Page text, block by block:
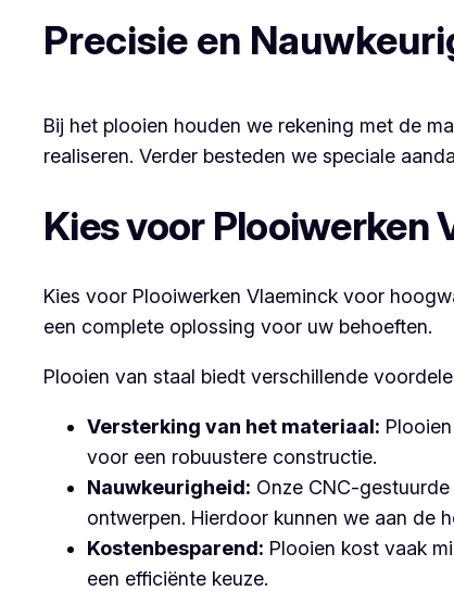
Precisie en
Bij het plooien houden we rekening met de
realiseren. Verder besteden we speciale
Kies voor Plooiwerken
Kies voor Plooiwerken Vlaeminck voor
een complete oplossing voor uw behoeften.
Plooien van staal biedt verschillende
Versterking van het materiaal:
voor een robuustere constructie.
Nauwkeurigheid: Onze CNC-
ontwerpen. Hierdoor kunnen we aan de
Kostenbesparend: Plooien kost vaak
een efficiënte keuze.